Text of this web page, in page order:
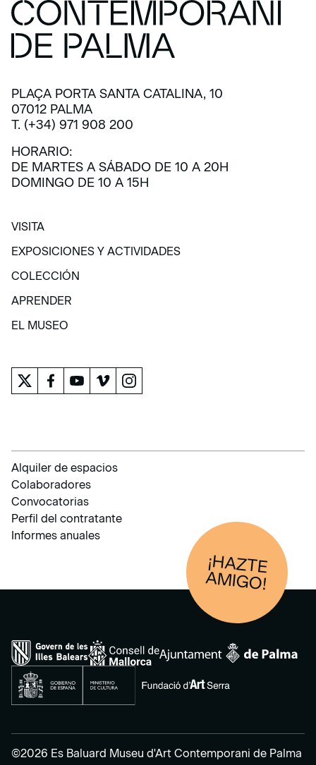
PLAÇA PORTA SANTA CATALINA, 10
07012 PALMA
T. (+34) 971 908 200
HORARIO:
DE MARTES A SÁBADO DE 10 A 20H
DOMINGO DE 10 A 15H
VISITA
VISITA
EXPOSICIONES Y ACTIVIDADES
EXPOSICIONES Y ACTIVIDADES
COLECCIÓN
COLECCIÓN
APRENDER
APRENDER
EL MUSEO
Alquiler de espacios
Colaboradores
Convocatorias
Perfil del contratante
Informes anuales
¡HAZTE
AM
IGO!
©2026 Es Baluard Museu d'Art Contemporani de Palma